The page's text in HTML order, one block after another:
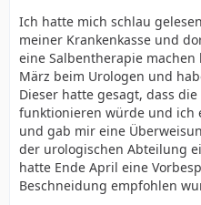
Ich hatte mich schlau
meiner Krankenkasse und
eine Salbentherapie
März beim Urologen und
Dieser hatte gesagt, dass
funktionieren würde und ich
und gab mir eine
der urologischen Abteilung
hatte Ende April eine
Beschneidung empfohlen